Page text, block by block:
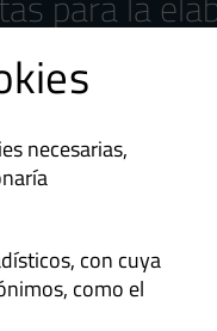
necesarias,
con cuya
como el